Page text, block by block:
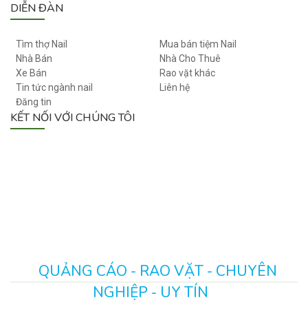
DIỄN ĐÀN
Tìm thợ Nail
Mua bán tiệm Nail
Nhà Bán
Nhà Cho Thuê
Xe Bán
Rao vặt khác
Tin tức ngành nail
Liên hệ
Đăng tin
KẾT NỐI VỚI CHÚNG TÔI
QUẢNG CÁO - RAO VẶT - CHUYÊN
NGHIỆP - UY TÍN